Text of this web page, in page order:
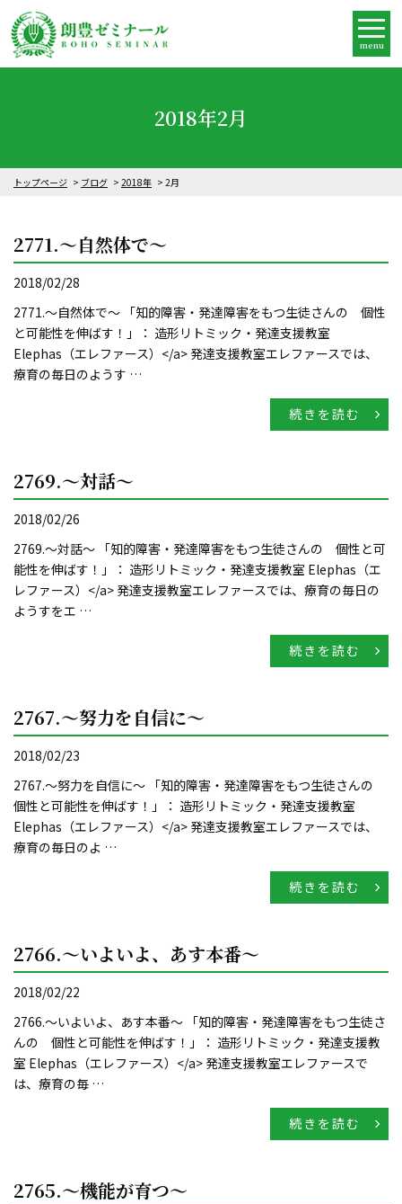
menu
2018年2月
トップページ ブログ 2018年 2月
2771.～自然体で～
2018/02/28
2771.～自然体で～ 「知的障害・発達障害をもつ生徒さんの 個性
と可能性を伸ばす！」： 造形リトミック・発達支援教室
Elephas（エレファース）</a> 発達支援教室エレファースでは、
療育の毎日のようす …
続きを読む
2769.～対話～
2018/02/26
2769.～対話～ 「知的障害・発達障害をもつ生徒さんの 個性と可
能性を伸ばす！」： 造形リトミック・発達支援教室 Elephas（エ
レファース）</a> 発達支援教室エレファースでは、療育の毎日の
ようすをエ …
続きを読む
2767.～努力を自信に～
2018/02/23
2767.～努力を自信に～ 「知的障害・発達障害をもつ生徒さんの
個性と可能性を伸ばす！」： 造形リトミック・発達支援教室
Elephas（エレファース）</a> 発達支援教室エレファースでは、
療育の毎日のよ …
続きを読む
2766.～いよいよ、あす本番～
2018/02/22
2766.～いよいよ、あす本番～ 「知的障害・発達障害をもつ生徒さ
んの 個性と可能性を伸ばす！」： 造形リトミック・発達支援教
室 Elephas（エレファース）</a> 発達支援教室エレファースで
は、療育の毎 …
続きを読む
2765.～機能が育つ～